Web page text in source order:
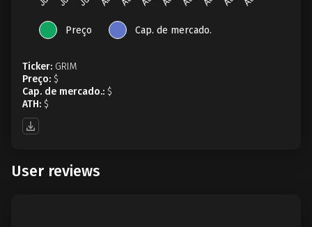
Preço Cap. de mercado.
Ticker: GRIM
Preço: $
Cap. de mercado.: $
ATH: $
User reviews